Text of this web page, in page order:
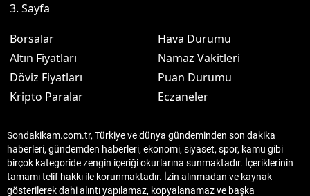
3. Sayfa
Borsalar
Altın Fiyatları
Döviz Fiyatları
Kripto Paralar
Hava Durumu
Namaz Vakitleri
Puan Durumu
Eczaneler
Sondakikam.com.tr, Türkiye ve dünya gündeminden son dakika
haberleri, gündemden haberleri, ekonomi, siyaset, spor, kamu gibi
birçok kategoride zengin içeriği okurlarına sunmaktadır. İçeriklerinin
tamamı telif hakkı ile korunmaktadır. İzin alınmadan ve kaynak
gösterilerek dahi alıntı yapılamaz, kopyalanamaz ve başka